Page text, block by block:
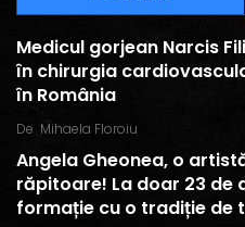
Medicul gorjean Narcis
în chirurgia
în România
De Mihaela Floroiu
Angela Gheonea, o
răpitoare! La doar 23
formație cu o tradiție de